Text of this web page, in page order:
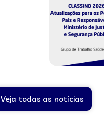
Veja todas as notícias